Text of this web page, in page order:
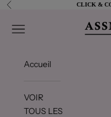
Passer au contenu
Précédent CLICK &
Ouvrir la navigation
Accueil
VOIR
TOUS LES